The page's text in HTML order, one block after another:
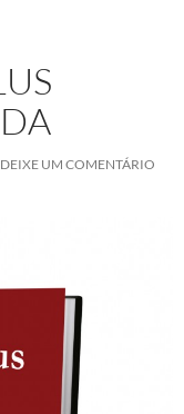
DEIXE UM COMENTÁRIO